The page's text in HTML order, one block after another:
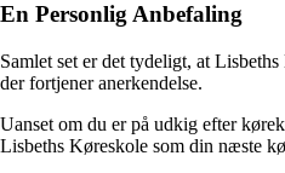
En Personlig Anbefaling
Samlet set er det tydeligt, at
der fortjener anerkendelse.
Uanset om du er på udkig efter
Lisbeths Køreskole som din næste